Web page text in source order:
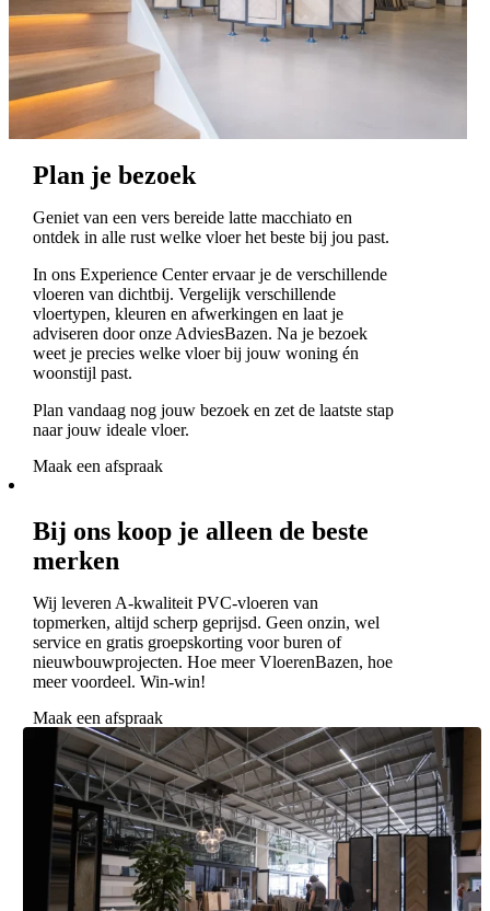
Plan je bezoek
Geniet van een vers bereide latte macchiato en
ontdek in alle rust welke vloer het beste bij jou past.
In ons Experience Center ervaar je de verschillende
vloeren van dichtbij. Vergelijk verschillende
vloertypen, kleuren en afwerkingen en laat je
adviseren door onze AdviesBazen. Na je bezoek
weet je precies welke vloer bij jouw woning én
woonstijl past.
Plan vandaag nog jouw bezoek en zet de laatste stap
naar jouw ideale vloer.
Maak een afspraak
Bij ons koop je alleen de beste
merken
Wij leveren A-kwaliteit PVC-vloeren van
topmerken, altijd scherp geprijsd. Geen onzin, wel
service en gratis groepskorting voor buren of
nieuwbouwprojecten. Hoe meer VloerenBazen, hoe
meer voordeel. Win-win!
Maak een afspraak